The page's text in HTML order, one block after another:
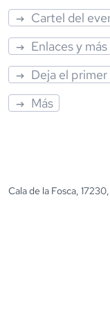
Cartel del
Enlaces y
Deja el
Más
Cala de la Fosca,